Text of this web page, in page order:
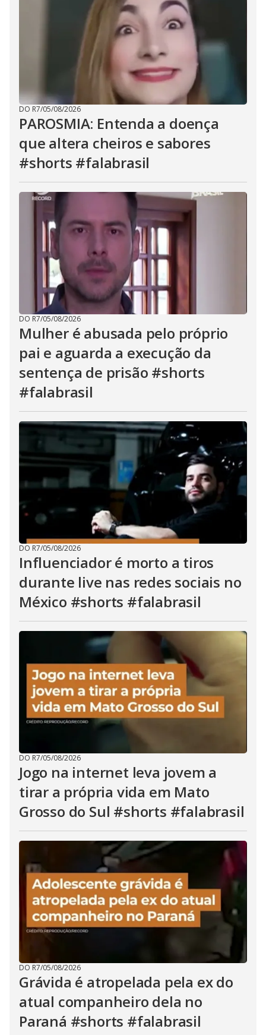
DO R7/05/08/2026
PAROSMIA: Entenda a doença
que altera cheiros e sabores
#shorts #falabrasil
DO R7/05/08/2026
Mulher é abusada pelo próprio
pai e aguarda a execução da
sentença de prisão #shorts
#falabrasil
DO R7/05/08/2026
Influenciador é morto a tiros
durante live nas redes sociais no
México #shorts #falabrasil
DO R7/05/08/2026
Jogo na internet leva jovem a
tirar a própria vida em Mato
Grosso do Sul #shorts #falabrasil
DO R7/05/08/2026
Grávida é atropelada pela ex do
atual companheiro dela no
Paraná #shorts #falabrasil